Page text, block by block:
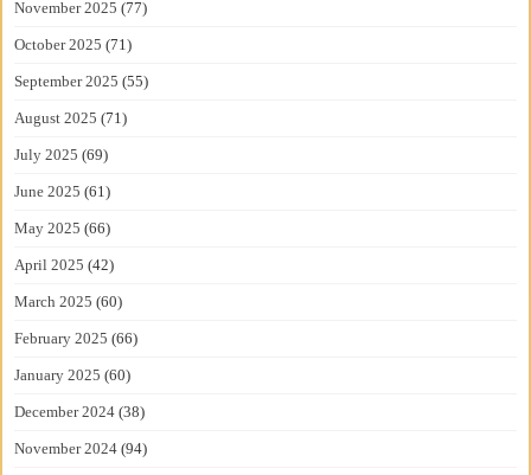
November 2025 (77)
October 2025 (71)
September 2025 (55)
August 2025 (71)
July 2025 (69)
June 2025 (61)
May 2025 (66)
April 2025 (42)
March 2025 (60)
February 2025 (66)
January 2025 (60)
December 2024 (38)
November 2024 (94)